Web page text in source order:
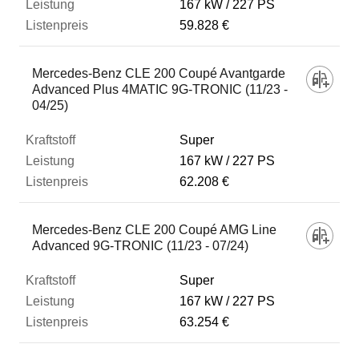
167 kW
227 PS
59.828 €
Mercedes-Benz CLE 200 Coupé Avantgarde
Advanced Plus 4MATIC 9G-TRONIC (11/23 -
04/25)
Super
167 kW
227 PS
62.208 €
Mercedes-Benz CLE 200 Coupé AMG Line
Advanced 9G-TRONIC (11/23 - 07/24)
Super
167 kW
227 PS
63.254 €